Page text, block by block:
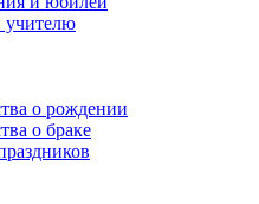
учителю
о рождении
о браке